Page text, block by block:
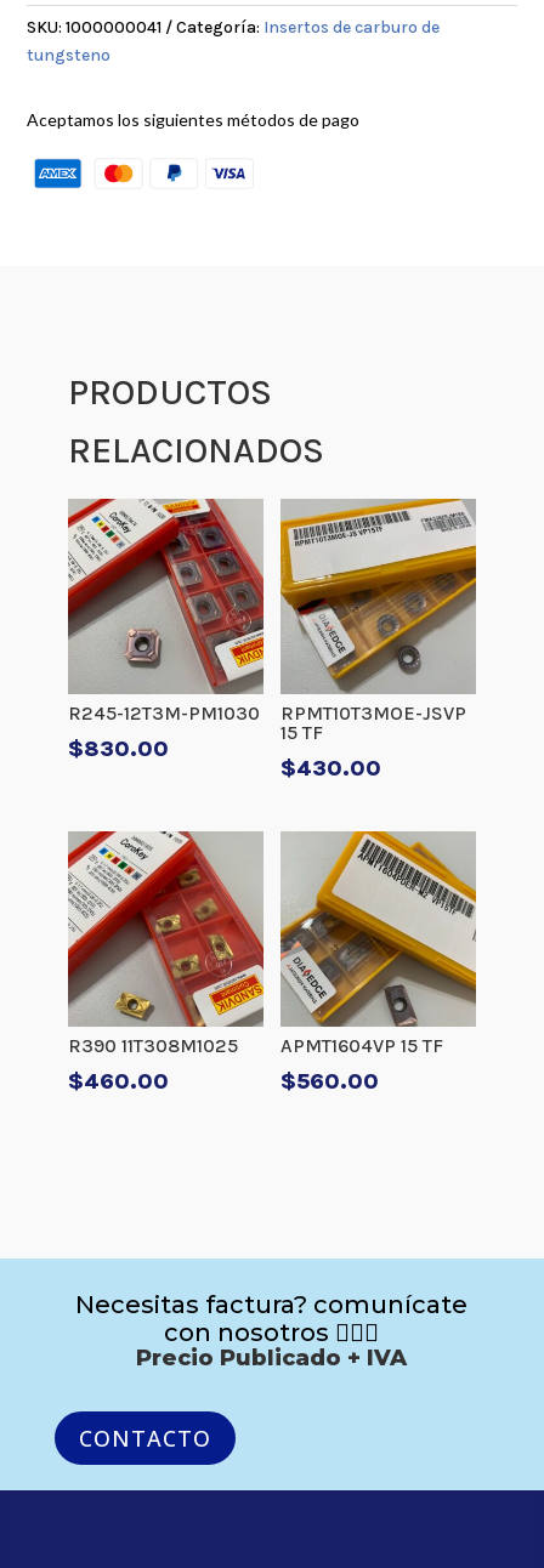
cantidad
SKU:1000000041 Categoría: Insertos de carburo de
tungsteno
Aceptamos los siguientes métodos de pago
PRODUCTOS
RELACIONADOS
R245-12T3M-PM1030
$830.00
RPMT10T3MOE-JSVP
15 TF
$430.00
R390 11T308M1025
$460.00
APMT1604VP 15 TF
$560.00
Necesitas factura? comunícate
con nosotros 🙋🏻‍♂️
Precio Publicado + IVA
CONTACTO